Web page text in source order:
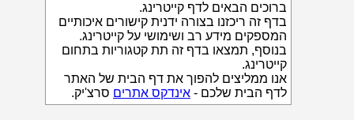
ברוכים הבאים לדף קייטרינג.
בדף זה ריכזנו בצורה ידנית קישורים איכותיים
המספקים מידע רב ושימושי על קייטרינג.
בנוסף, תמצאו בדף זה תת קטגוריות בתחום
קייטרינג.
אנו ממליצים להפוך את דף הבית של האתר
לדף הבית שלכם - אינדקס אתרים סרצ'יק.